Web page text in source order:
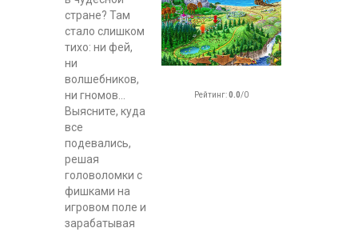
стране? Там
стало слишком
тихо: ни фей,
ни
волшебников,
ни гномов...
Выясните, куда
все
подевались,
решая
головоломки с
фишками на
игровом поле и
зарабатывая
Рейтинг:0.0/0